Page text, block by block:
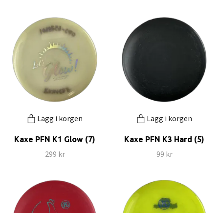
Lägg i korgen
Kaxe PFN K1 Glow (7)
299 kr
Lägg i korgen
Kaxe PFN K3 Hard (5)
99 kr